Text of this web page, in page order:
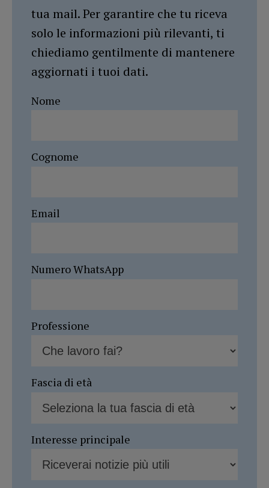
tua mail. Per garantire che tu riceva
solo le informazioni più rilevanti, ti
chiediamo gentilmente di mantenere
aggiornati i tuoi dati.
Nome
Cognome
Email
Numero WhatsApp
Professione
Fascia di età
Interesse principale